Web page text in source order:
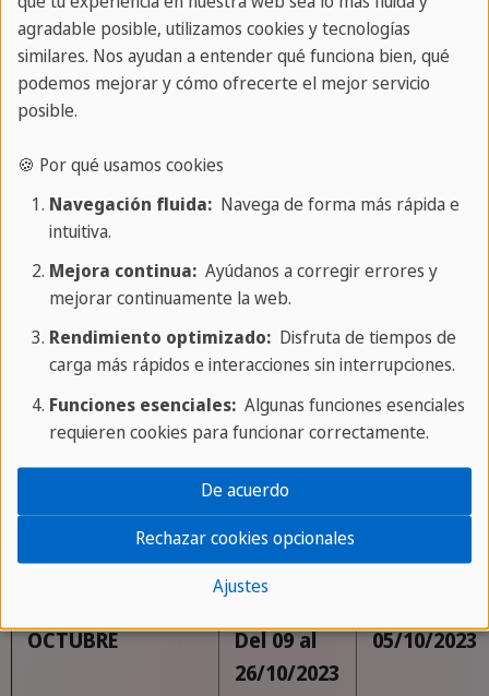
ABRIL
Del 10 al
27/04/2023
06/04/2023
MAYO
25/05/2023
JUNIO
Del 12 al
08/06/2023
JULIO
Del 10 al
27/07/2023
06/07/2023
SEPTIEMBRE
Del 11 al
28/09/2023
07/09/2023
OCTUBRE
Del 09 al
26/10/2023
05/10/2023
agradable posible, utilizamos cookies y tecnologías
similares. Nos ayudan a entender qué funciona bien, qué
podemos mejorar y cómo ofrecerte el mejor servicio
posible.
🍪 Por qué usamos cookies
Navegación fluida:Navega de forma más rápida e
intuitiva.
Mejora continua:Ayúdanos a corregir errores y
mejorar continuamente la web.
Rendimiento optimizado:Disfruta de tiempos de
carga más rápidos e interacciones sin interrupciones.
Funciones esenciales:Algunas funciones esenciales
requieren cookies para funcionar correctamente.
Ajustes
Rechazar cookies opcionales
De acuerdo